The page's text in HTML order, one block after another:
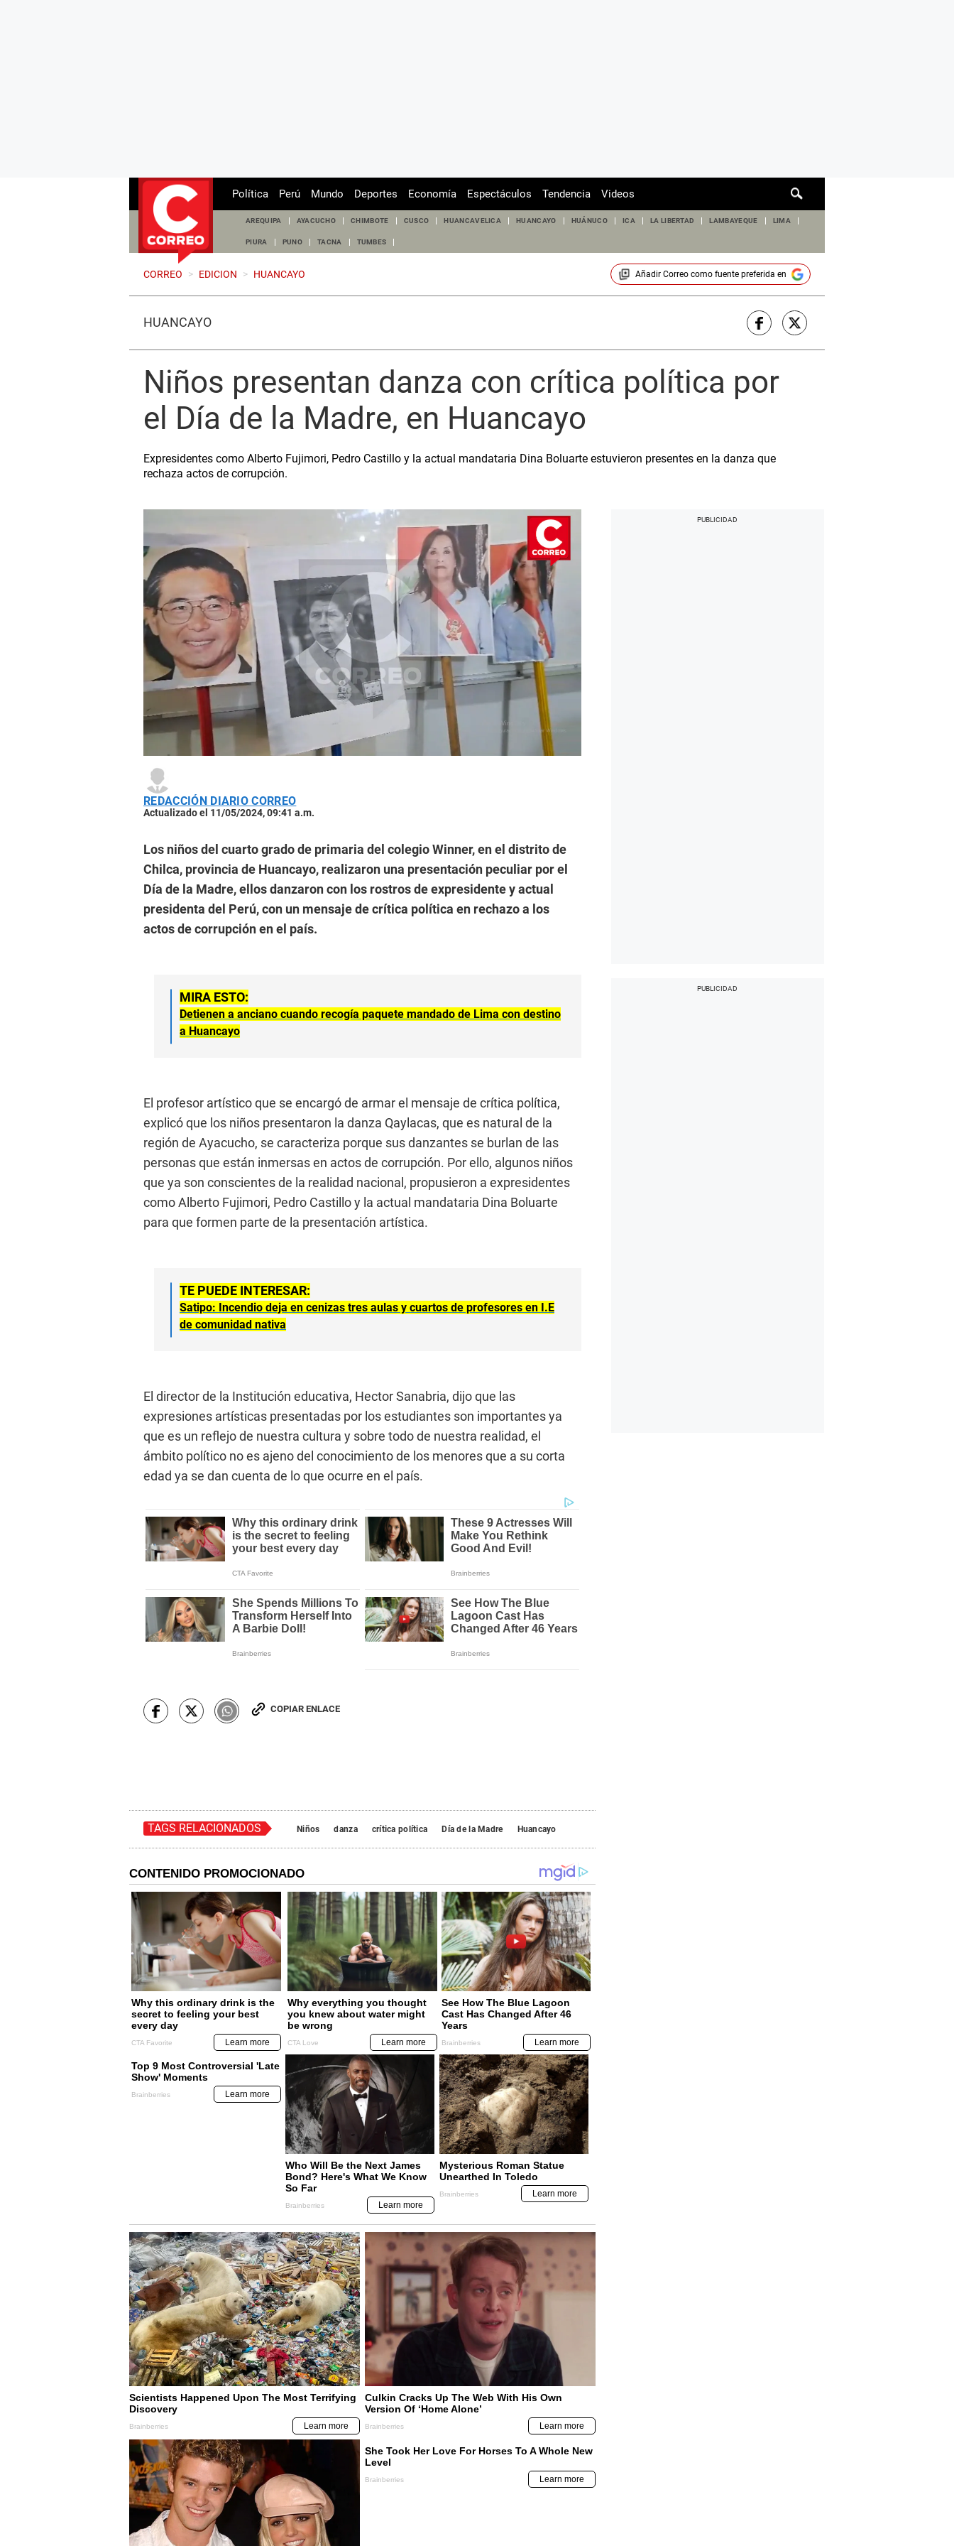
de
Política Perú Mundo Deportes Economía Espectáculos Tendencia Videos
AREQUIPA AYACUCHO CHIMBOTE CUSCO HUANCAVELICA HUANCAYO HUÁNUCO ICA LA LIBERTAD LAMBAYEQUE LIMA
PIURA PUNO TACNA TUMBES
CORREO > EDICION > HUANCAYO Añadir Correocomo fuente preferida en
HUANCAYO
Niños presentan danza con crítica política por
el Día de la Madre, en Huancayo
Expresidentes como Alberto Fujimori, Pedro Castillo y la actual mandataria Dina Boluarte estuvieron presentes en la danza que
rechaza actos de corrupción.
REDACCIÓN DIARIO CORREO
Actualizado el 11/05/2024, 09:41 a.m.
Los niños del cuarto grado de primaria del colegio Winner, en el distrito de
Chilca, provincia de Huancayo, realizaron una presentación peculiar por el
Día de la Madre, ellos danzaron con los rostros de expresidente y actual
presidenta del Perú, con un mensaje de crítica política en rechazo a los
actos de corrupción en el país.
MIRA ESTO:
Detienen a anciano cuando recogía paquete mandado de Lima con destino
a Huancayo
El profesor artístico que se encargó de armar el mensaje de crítica política,
explicó que los niños presentaron la danza Qaylacas, que es natural de la
región de Ayacucho, se caracteriza porque sus danzantes se burlan de las
personas que están inmersas en actos de corrupción. Por ello, algunos niños
que ya son conscientes de la realidad nacional, propusieron a expresidentes
como Alberto Fujimori, Pedro Castillo y la actual mandataria Dina Boluarte
para que formen parte de la presentación artística.
TE PUEDE INTERESAR:
Satipo: Incendio deja en cenizas tres aulas y cuartos de profesores en I.E
de comunidad nativa
El director de la Institución educativa, Hector Sanabria, dijo que las
expresiones artísticas presentadas por los estudiantes son importantes ya
que es un reflejo de nuestra cultura y sobre todo de nuestra realidad, el
ámbito político no es ajeno del conocimiento de los menores que a su corta
edad ya se dan cuenta de lo que ocurre en el país.
COPIAR ENLACE
TAGS RELACIONADOS Niños danza crítica política Día de la Madre Huancayo